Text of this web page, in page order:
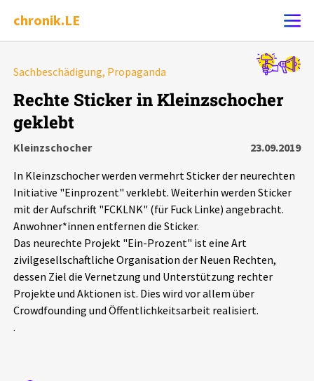
chronik.LE
Ereignis melden
Chronik
Leipziger Zustände
Schlaglichter
Phänomene
Aktuelles
Sachbeschädigung, Propaganda
Rechte Sticker in Kleinzschocher
geklebt
Kleinzschocher
23.09.2019
In Kleinzschocher werden vermehrt Sticker der neurechten
Initiative "Einprozent" verklebt. Weiterhin werden Sticker
mit der Aufschrift "FCKLNK" (für Fuck Linke) angebracht.
Anwohner*innen entfernen die Sticker.
Das neurechte Projekt "Ein-Prozent" ist eine Art
zivilgesellschaftliche Organisation der Neuen Rechten,
dessen Ziel die Vernetzung und Unterstützung rechter
Projekte und Aktionen ist. Dies wird vor allem über
Crowdfounding und Öffentlichkeitsarbeit realisiert.
.
Alle Ereignisse
Ereignisse
Ereignisse